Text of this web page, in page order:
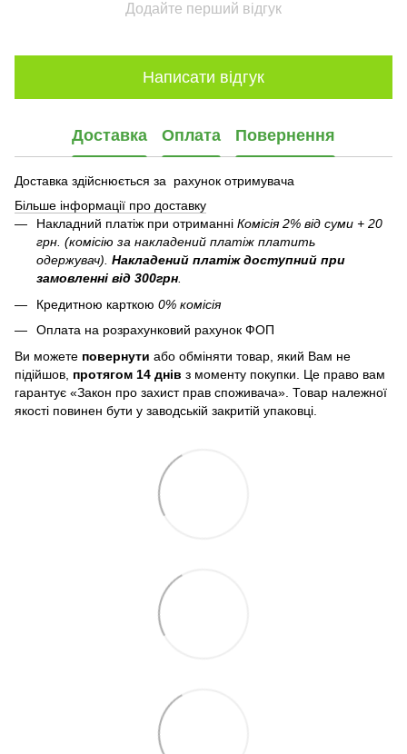
Додайте перший відгук
Написати відгук
Доставка Оплата Повернення
Доставка здійснюється за рахунок отримувача
Більше інформації про доставку
Накладний платіж при отриманні Комісія 2% від суми + 20
грн. (комісію за накладений платіж платить
одержувач). Накладений платіж доступний при
замовленні від 300грн.
Кредитною карткою 0% комісія
Оплата на розрахунковий рахунок ФОП
Ви можете повернути або обміняти товар, який Вам не
підійшов, протягом 14 днів з моменту покупки. Це право вам
гарантує «Закон про захист прав споживача». Товар належної
якості повинен бути у заводській закритій упаковці.